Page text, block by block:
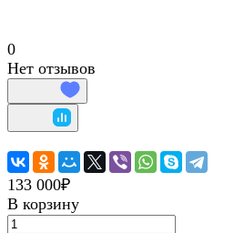
0
Нет отзывов
133 000₽
В корзину